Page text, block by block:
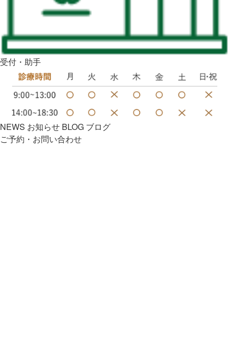
受付・助手
NEWS お知らせ BLOG ブログ
ご予約・お問い合わせ